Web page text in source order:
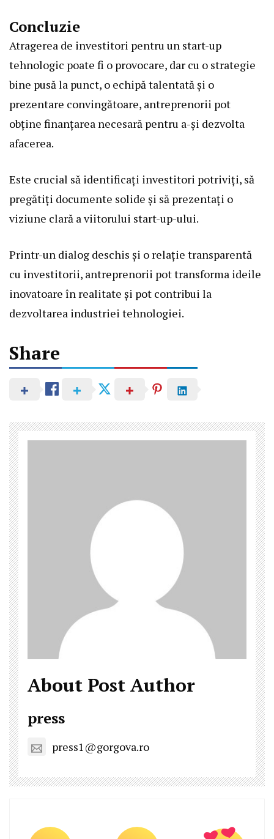
Concluzie
Atragerea de investitori pentru un start-up
tehnologic poate fi o provocare, dar cu o strategie
bine pusă la punct, o echipă talentată și o
prezentare convingătoare, antreprenorii pot
obține finanțarea necesară pentru a-și dezvolta
afacerea.
Este crucial să identificați investitori potriviți, să
pregătiți documente solide și să prezentați o
viziune clară a viitorului start-up-ului.
Printr-un dialog deschis și o relație transparentă
cu investitorii, antreprenorii pot transforma ideile
inovatoare în realitate și pot contribui la
dezvoltarea industriei tehnologiei.
Share
About Post Author
press
press1@gorgova.ro